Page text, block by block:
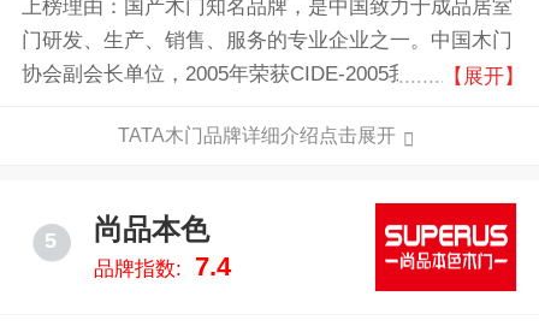
上榜理由：国产木门知名品牌，是中国致力于成品居室
门研发、生产、销售、服务的专业企业之一。中国木门
协会副会长单位，2005年荣获CIDE-2005我最喜欢的中
领军品牌，在发展中不断赢得突破。
【展开】
TATA木门品牌详细介绍点击展开
5 尚品本色
品牌指数: 7.4